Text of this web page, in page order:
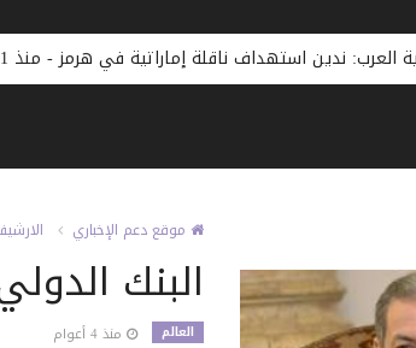
العرب: ندين استهداف ناقلة إماراتية في هرمز- منذ 21 دقيقة
موقع دعم الإخباري
البنك الدولي
العالم منذ 4 أعوام